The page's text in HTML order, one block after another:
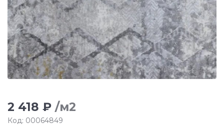
2 418 ₽ /м2
Код: 00064849